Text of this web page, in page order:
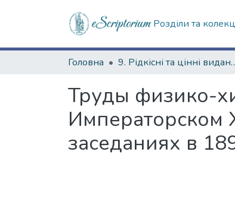
Розділи та
Головна 9. Рідкісні
Труды физико-
Императорском
заседаниях в